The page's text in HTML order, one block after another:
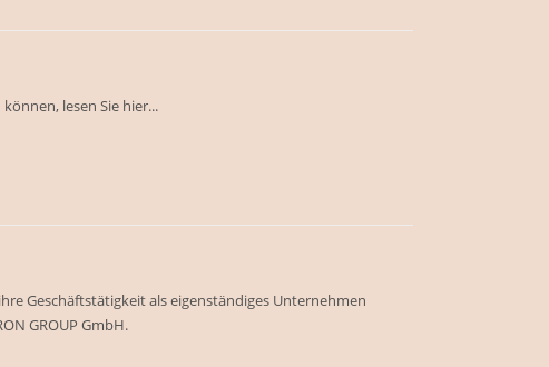
lesen Sie hier...
Geschäftstätigkeit als eigenständiges Unternehmen
GROUP GmbH.